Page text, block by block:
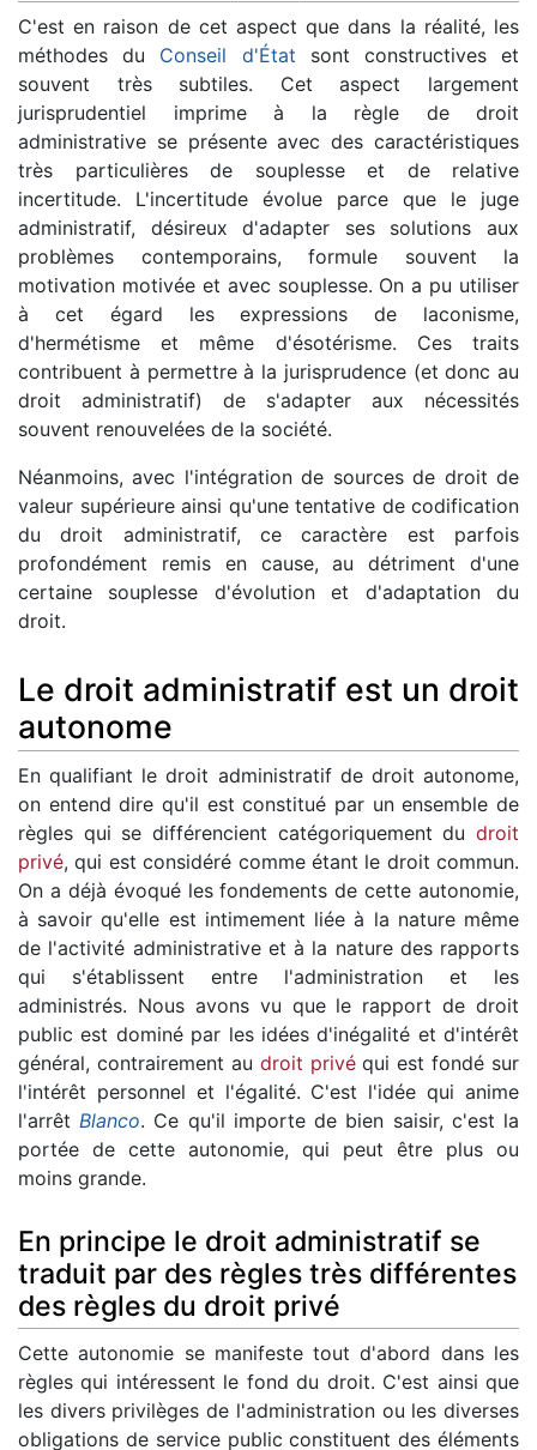
C'est en raison de cet aspect que dans la réalité, les
méthodes du Conseil d'État sont constructives et
souvent très subtiles. Cet aspect largement
jurisprudentiel imprime à la règle de droit
administrative se présente avec des caractéristiques
très particulières de souplesse et de relative
incertitude. L'incertitude évolue parce que le juge
administratif, désireux d'adapter ses solutions aux
problèmes contemporains, formule souvent la
motivation motivée et avec souplesse. On a pu utiliser
à cet égard les expressions de laconisme,
d'hermétisme et même d'ésotérisme. Ces traits
contribuent à permettre à la jurisprudence (et donc au
droit administratif) de s'adapter aux nécessités
souvent renouvelées de la société.
Néanmoins, avec l'intégration de sources de droit de
valeur supérieure ainsi qu'une tentative de codification
du droit administratif, ce caractère est parfois
profondément remis en cause, au détriment d'une
certaine souplesse d'évolution et d'adaptation du
droit.
Le droit administratif est un droit
autonome
En qualifiant le droit administratif de droit autonome,
on entend dire qu'il est constitué par un ensemble de
règles qui se différencient catégoriquement du droit
privé, qui est considéré comme étant le droit commun.
On a déjà évoqué les fondements de cette autonomie,
à savoir qu'elle est intimement liée à la nature même
de l'activité administrative et à la nature des rapports
qui s'établissent entre l'administration et les
administrés. Nous avons vu que le rapport de droit
public est dominé par les idées d'inégalité et d'intérêt
général, contrairement au droit privéqui est fondé sur
l'intérêt personnel et l'égalité. C'est l'idée qui anime
l'arrêtBlanco. Ce qu'il importe de bien saisir, c'est la
portée de cette autonomie, qui peut être plus ou
moins grande.
En principe le droit administratif se
traduit par des règles très différentes
des règles du droit privé
Cette autonomie se manifeste tout d'abord dans les
règles qui intéressent le fond du droit. C'est ainsi que
les divers privilèges de l'administration ou les diverses
obligations de service public constituent des éléments